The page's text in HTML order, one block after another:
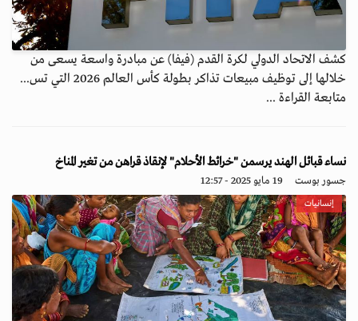
كشف الاتحاد الدولي لكرة القدم (فيفا) عن مبادرة واسعة يسعى من
خلالها إلى توظيف مبيعات تذاكر بطولة كأس العالم 2026 التي تس...
متابعة القراءة ...
نساء قبائل الهند يرسمن "خرائط الأحلام" لإنقاذ قراهن من تغير المناخ
جسور بوست 19 مايو 2025 - 12:57
إنسانيات